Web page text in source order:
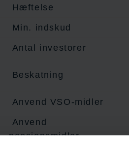
Hæftelse
Min. indskud
Antal investorer
Beskatning
Anvend VSO-midler
Anvend
pensionsmidler